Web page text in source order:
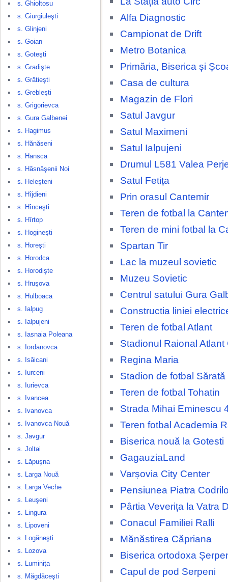
s. Ghioltosu
s. Giurgiuleşti
s. Glinjeni
s. Goian
s. Goteşti
s. Gradişte
s. Grătieşti
s. Grebleşti
s. Grigorievca
s. Gura Galbenei
s. Hagimus
s. Hănăseni
s. Hansca
s. Hăsnăşenii Noi
s. Heleşteni
s. Hîjdieni
s. Hînceşti
s. Hîrtop
s. Hogineşti
s. Horeşti
s. Horodca
s. Horodişte
s. Hruşova
s. Hulboaca
s. Ialpug
s. Ialpujeni
s. Iasnaia Poleana
s. Iordanovca
s. Isăicani
s. Iurceni
s. Iurievca
s. Ivancea
s. Ivanovca
s. Ivanovca Nouă
s. Javgur
s. Joltai
s. Lăpuşna
s. Larga Nouă
s. Larga Veche
s. Leuşeni
s. Lingura
s. Lipoveni
s. Logăneşti
s. Lozova
s. Luminiţa
s. Măgdăceşti
Alfa Diagnostic
Campionat de Drift
Metro Botanica
Primăria, Biserica și
Casa de cultura
Magazin de Flori
Satul Javgur
Satul Maximeni
Satul Ialpujeni
Drumul L581 Valea
Satul Fetița
Prin orasul Cantemir
Teren de fotbal la
Teren de mini fotbal la
Spartan Tir
Lac la muzeul sovietic
Muzeu Sovietic
Centrul satului Gura
Constructia liniei
Teren de fotbal Atlant
Stadionul Raional Atlant
Regina Maria
Stadion de fotbal
Teren de fotbal Tohatin
Strada Mihai Eminescu
Teren fotbal Academia
Biserica nouă la Gotesti
GagauziaLand
Varșovia City Center
Pensiunea Piatra
Pârtia Veverița la Vatra
Conacul Familiei Ralli
Mănăstirea Căpriana
Biserica ortodoxa
Capul de pod Serpeni